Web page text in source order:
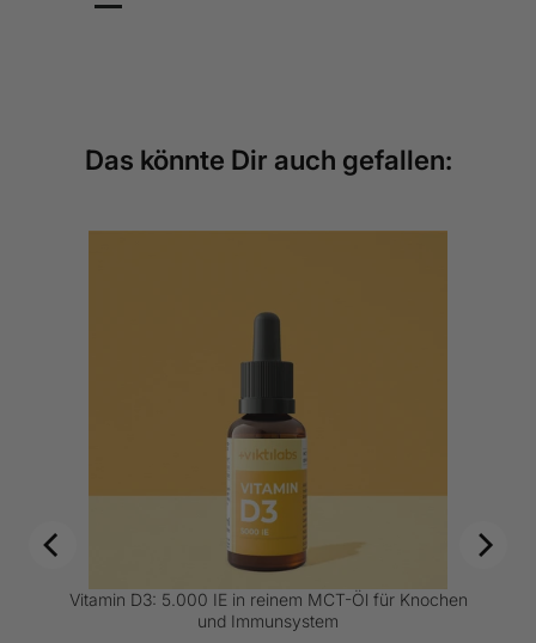
Das könnte Dir auch gefallen:
Vitamin D3: 5.000 IE in reinem MCT-Öl für Knochen
und Immunsystem